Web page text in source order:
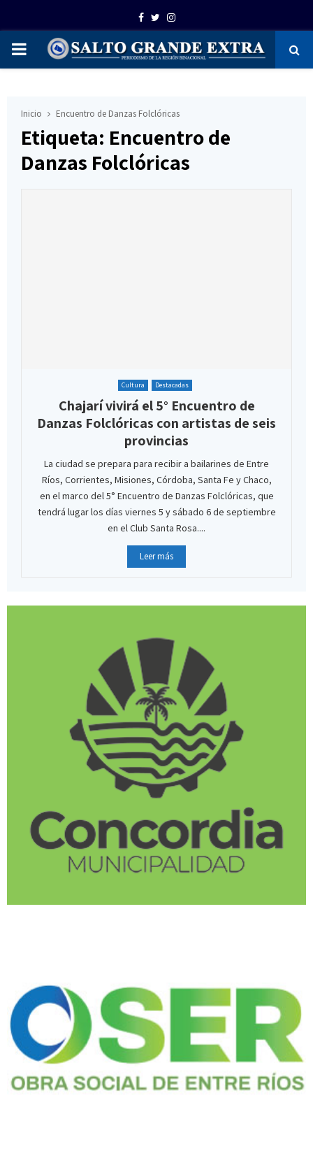
Facebook
TwitterInstagram
PRIMARY
Inicio Encuentro de Danzas Folclóricas
Etiqueta: Encuentro de
Danzas Folclóricas
Cultura Destacadas
Chajarí vivirá el 5° Encuentro de
Danzas Folclóricas con artistas de seis
provincias
La ciudad se prepara para recibir a bailarines de Entre
Ríos, Corrientes, Misiones, Córdoba, Santa Fe y Chaco,
en el marco del 5° Encuentro de Danzas Folclóricas, que
tendrá lugar los días viernes 5 y sábado 6 de septiembre
en el Club Santa Rosa....
Leer más